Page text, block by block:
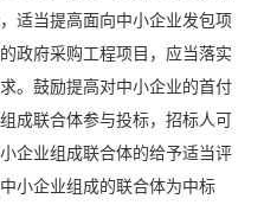
适当提高面向中小企业发包项
政府采购工程项目，应当落实
。鼓励提高对中小企业的首付
成联合体参与投标，招标人可
企业组成联合体的给予适当评
小企业组成的联合体为中标